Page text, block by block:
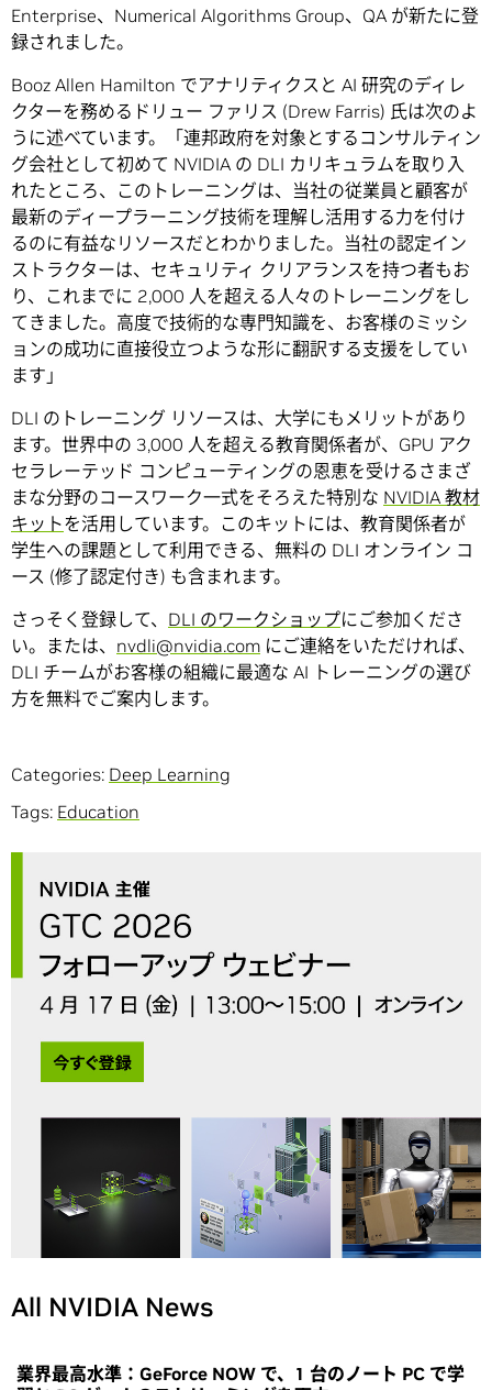
Enterprise、Numerical Algorithms Group、QA が新たに登
録されました。
Booz Allen Hamilton でアナリティクスと AI 研究のディレ
クターを務めるドリュー ファリス (Drew Farris) 氏は次のよ
うに述べています。「連邦政府を対象とするコンサルティン
グ会社として初めて NVIDIA の DLI カリキュラムを取り入
れたところ、このトレーニングは、当社の従業員と顧客が
最新のディープラーニング技術を理解し活用する力を付け
るのに有益なリソースだとわかりました。当社の認定イン
ストラクターは、セキュリティ クリアランスを持つ者もお
り、これまでに 2,000 人を超える人々のトレーニングをし
てきました。高度で技術的な専門知識を、お客様のミッシ
ョンの成功に直接役立つような形に翻訳する支援をしてい
ます」
DLI のトレーニング リソースは、大学にもメリットがあり
ます。世界中の 3,000 人を超える教育関係者が、GPU アク
セラレーテッド コンピューティングの恩恵を受けるさまざ
まな分野のコースワーク一式をそろえた特別な NVIDIA 教材
キットを活用しています。このキットには、教育関係者が
学生への課題として利用できる、無料の DLI オンライン コ
ース (修了認定付き) も含まれます。
さっそく登録して、 DLI のワークショップにご参加くださ
い。または、 nvdli@nvidia.com にご連絡をいただければ、
DLI チームがお客様の組織に最適な AI トレーニングの選び
方を無料でご案内します。
Categories: Deep Learning
Tags: Education
All NVIDIA News
業界最高水準：GeForce NOW で、1 台のノート PC で学